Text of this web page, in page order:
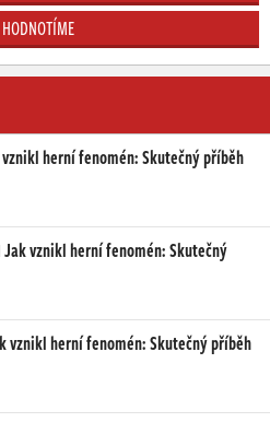
herní fenomén: Skutečný příběh
Jak vznikl herní fenomén: Skutečný
vznikl herní fenomén: Skutečný příběh